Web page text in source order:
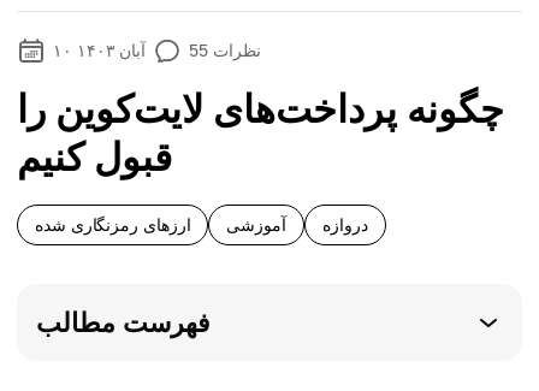
۱۰ آبان ۱۴۰۳ 55 نظرات
چگونه پرداخت‌های لایت‌کوین را
قبول کنیم
ارزهای رمزنگاری شده آموزشی دروازه
فهرست مطالب